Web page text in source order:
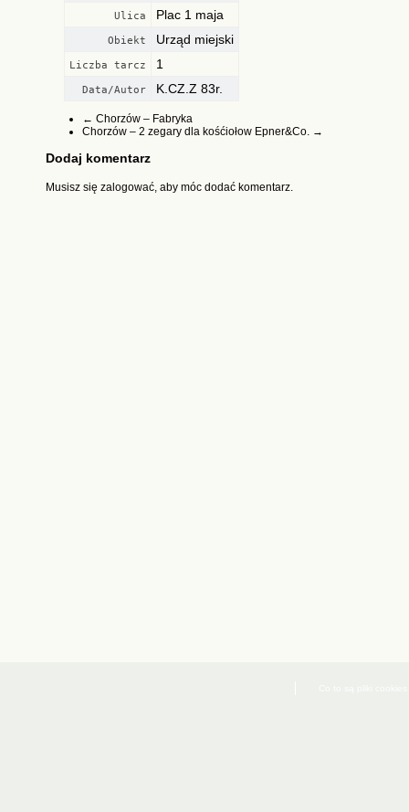
Ulica Plac 1 maja
Obiekt Urząd miejski
Liczba tarcz 1
Data/Autor K.CZ.Z 83r.
← Chorzów – Fabryka
Chorzów – 2 zegary dla kośćiołow Epner&Co. →
Dodaj komentarz
Musisz się zalogować, aby móc dodać komentarz.